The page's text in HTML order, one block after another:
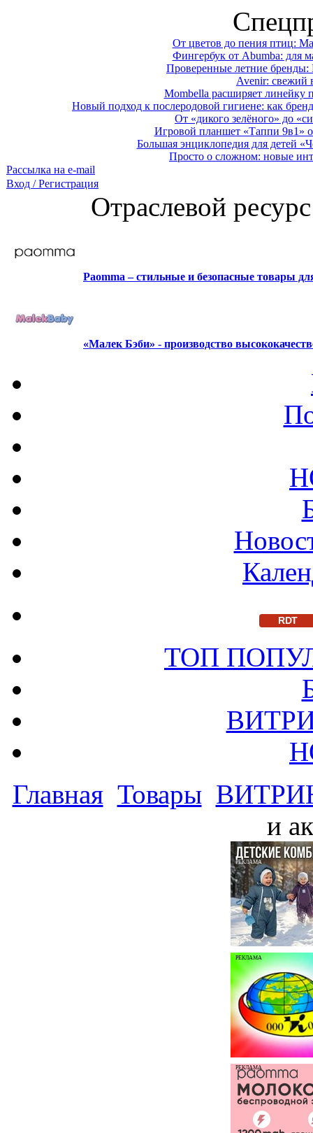
От цветов до пения птиц:
Фингербук от Abumba: для
Проверенные летние
Avenir: свежий
Mombella расширяет линейку
Новый подход к послеродовой гигиене: как
От «дикого зелёного» до
Игровой планшет «Таппи 9в1»
Большая энциклопедия для детей
Просто о сложном: новые
Рассылка на e-mail
Вход / Регистрация
Отраслевой
Paomma – стильные и безопасные товары
«Малек Бэби» - производство
RDT
ТОП
Главная Товары
и
РЕКЛАМА
РЕКЛАМА
РЕКЛАМА